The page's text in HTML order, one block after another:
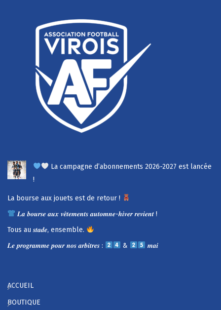
La campagne d’abonnements 2026-2027 est lancée
!
La bourse aux jouets est de retour !
𝑳𝒂 𝒃𝒐𝒖𝒓𝒔𝒆 𝒂𝒖𝒙 𝒗𝒆̂𝒕𝒆𝒎𝒆𝒏𝒕𝒔 𝒂𝒖𝒕𝒐𝒎𝒏𝒆-𝒉𝒊𝒗𝒆𝒓 𝒓𝒆𝒗𝒊𝒆𝒏𝒕 !
Tous au 𝒔𝒕𝒂𝒅𝒆, ensemble.
𝑳𝒆 𝒑𝒓𝒐𝒈𝒓𝒂𝒎𝒎𝒆 𝒑𝒐𝒖𝒓 𝒏𝒐𝒔 𝒂𝒓𝒃𝒊𝒕𝒓𝒆𝒔 :
& 𝒎𝒂𝒊
ACCUEIL
BOUTIQUE